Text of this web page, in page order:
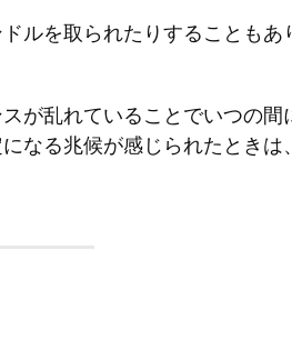
ルを取られたりすることも
が乱れていることでいつの
なる兆候が感じられたとき